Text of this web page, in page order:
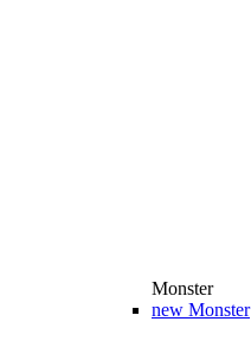
Monster
new Monster